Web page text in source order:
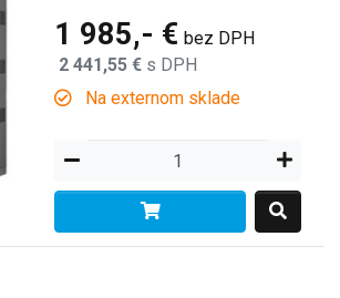
1 985,- € bez DPH
2 441,55 € s DPH
Na externom sklade